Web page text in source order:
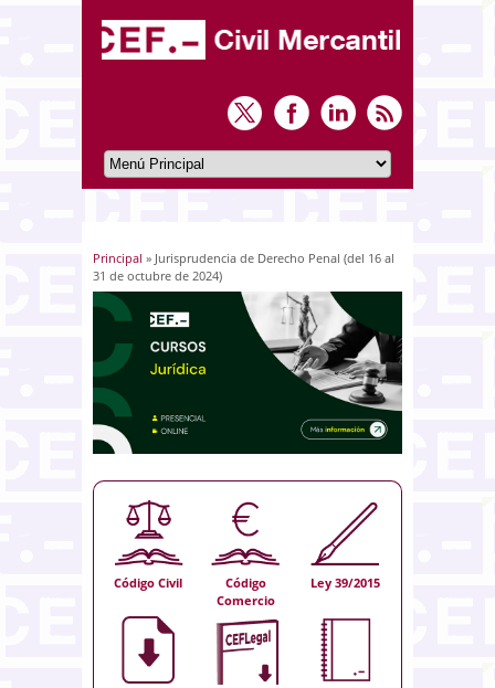
Usted está aquí
Principal » Jurisprudencia de Derecho Penal (del 16 al
31 de octubre de 2024)
Código Civil
Código
Comercio
Ley 39/2015